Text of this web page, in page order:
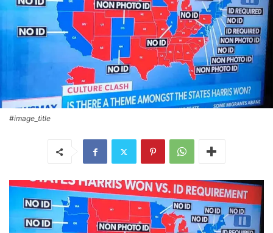
#image_title